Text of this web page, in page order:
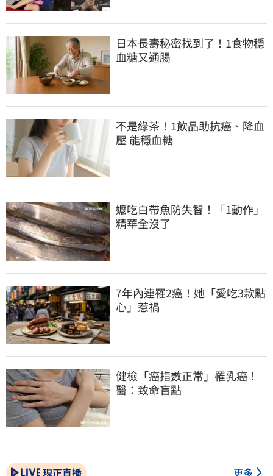
日本長壽秘密找到了！1食物穩
血糖又通腸
不是綠茶！1飲品助抗癌、降血
壓 能穩血糖
嬤吃白帶魚防失智！「1動作」
精華全沒了
7年內連罹2癌！她「愛吃3款點
心」惹禍
健檢「癌指數正常」罹乳癌！
醫：致命盲點
現正直播 更多